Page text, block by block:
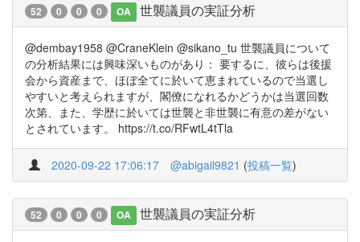
52 0 0 0 OA 世襲議員の実証分析
@dembay1958 @CraneKlein @sikano_tu 世襲議員について
の分析結果には興味深いものがあり： 要するに、彼らは後援
会から資産まで、ほぼ全てに於いて恵まれているので当選し
やすいと考えられますが、閣僚になれるかどうかは当選回数
次第、また、学歴に於いては世襲と非世襲に有意の差がない
とされています。 https://t.co/RFwtL4tTla
2020-09-22 17:06:17 @abigail9821 (投稿一覧)
52 0 0 0 OA 世襲議員の実証分析